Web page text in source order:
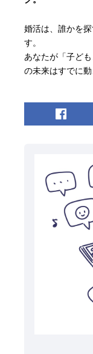
婚活は、誰かを
す。
あなたが「子ど
の未来はすでに動